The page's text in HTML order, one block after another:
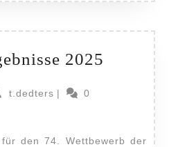
2025
t.dedters t.dedters
|
0